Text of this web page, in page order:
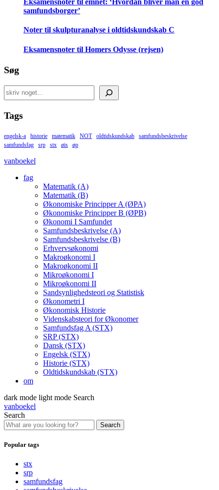
Eksamensnoter til emnet: ‘Hvordan bliver man en god
samfundsborger’
Noter til skulpturanalyse i oldtidskundskab C
Eksamensnoter til Homers Odysse (rejsen)
Søg
Search
Tags
engelsk-a historie matematik NOT oldtidskundskab
samfundsbeskrivelse
samfundsfag
srp stx øis øp
vanboekel
fag
Matematik (A)
Matematik (B)
Økonomiske Principper A (ØPA)
Økonomiske Principper B (ØPB)
Økonomi I Samfundet
Samfundsbeskrivelse (A)
Samfundsbeskrivelse (B)
Erhvervsøkonomi
Makroøkonomi I
Makroøkonomi II
Mikroøkonomi I
Mikroøkonomi II
Sandsynlighedsteori og Statistisk
Økonometri I
Økonomisk Historie
Videnskabsteori for Økonomer
Samfundsfag A (STX)
SRP (STX)
Dansk (STX)
Engelsk (STX)
Historie (STX)
Oldtidskundskab (STX)
om
dark mode light mode Search
vanboekel
Search
Search
Popular tags
stx
srp
samfundsfag